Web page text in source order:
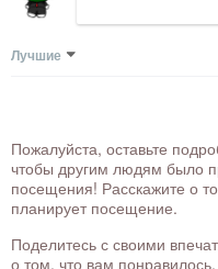
Лучшие
Пожалуйста, оставьте
чтобы другим людям было
посещения! Расскажите о
планирует посещение.
Поделитесь с своими
о том, что вам